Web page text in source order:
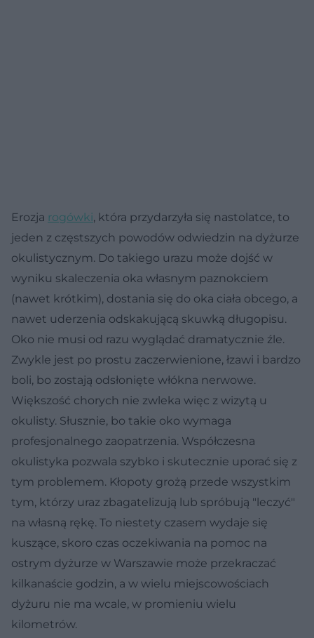
Erozja rogówki, która przydarzyła się nastolatce, to
jeden z częstszych powodów odwiedzin na dyżurze
okulistycznym. Do takiego urazu może dojść w
wyniku skaleczenia oka własnym paznokciem
(nawet krótkim), dostania się do oka ciała obcego, a
nawet uderzenia odskakującą skuwką długopisu.
Oko nie musi od razu wyglądać dramatycznie źle.
Zwykle jest po prostu zaczerwienione, łzawi i bardzo
boli, bo zostają odsłonięte włókna nerwowe.
Większość chorych nie zwleka więc z wizytą u
okulisty. Słusznie, bo takie oko wymaga
profesjonalnego zaopatrzenia. Współczesna
okulistyka pozwala szybko i skutecznie uporać się z
tym problemem. Kłopoty grożą przede wszystkim
tym, którzy uraz zbagatelizują lub spróbują "leczyć"
na własną rękę. To niestety czasem wydaje się
kuszące, skoro czas oczekiwania na pomoc na
ostrym dyżurze w Warszawie może przekraczać
kilkanaście godzin, a w wielu miejscowościach
dyżuru nie ma wcale, w promieniu wielu
kilometrów.